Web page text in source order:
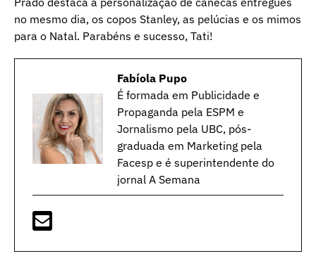
no mesmo dia, os copos Stanley, as pelúcias e os mimos
para o Natal. Parabéns e sucesso, Tati!
Fabíola Pupo
É formada em Publicidade e
Propaganda pela ESPM e
Jornalismo pela UBC, pós-
graduada em Marketing pela
Facesp e é superintendente do
jornal A Semana